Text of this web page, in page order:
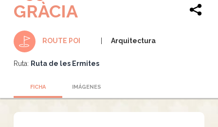
GRÀCIA
ROUTE POI Arquitectura
Ruta: Ruta de les Ermites
FICHA IMÁGENES